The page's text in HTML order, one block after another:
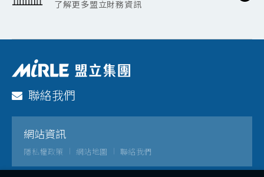
了解更多盟立財務資訊
聯絡我們
網站資訊
隱私權政策 網站地圖 聯絡我們